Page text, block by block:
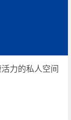
力的私人空间